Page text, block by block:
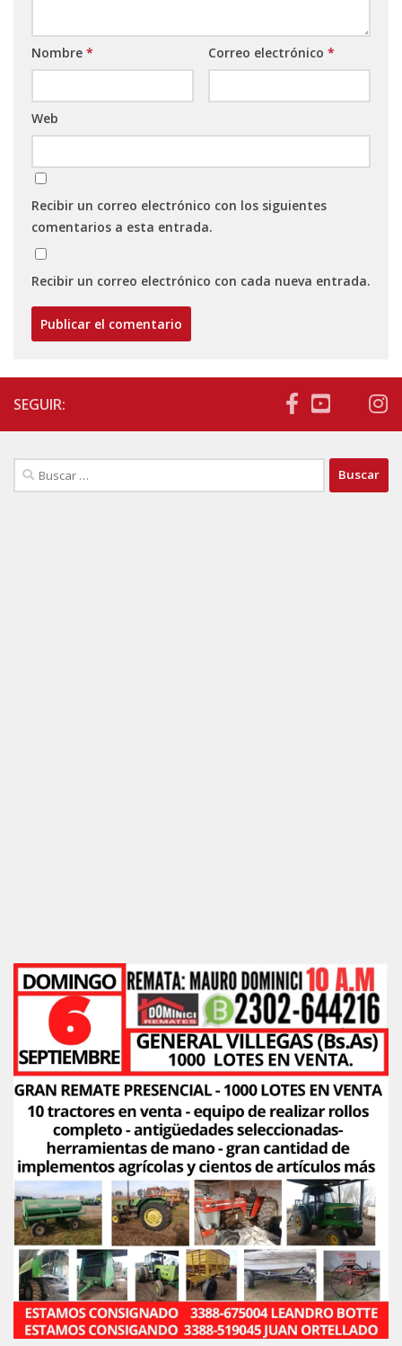
Nombre * Correo electrónico *
Web
Recibir un correo electrónico con los siguientes
comentarios a esta entrada.
Recibir un correo electrónico con cada nueva entrada.
SEGUIR:
Buscar: